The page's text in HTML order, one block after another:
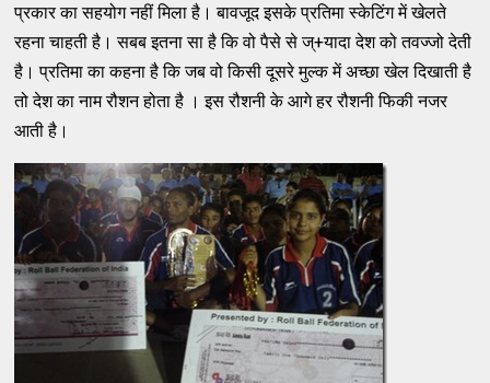
प्रकार का सहयोग नहीं मिला है। बावजूद इसके प्रतिमा स्केटिंग में खेलते
रहना चाहती है। सबब इतना सा है कि वो पैसे से ज्+यादा देश को तवज्जो देती
है। प्रतिमा का कहना है कि जब वो किसी दूसरे मुल्क में अच्छा खेल दिखाती है
तो देश का नाम रौशन होता है । इस रौशनी के आगे हर रौशनी फिकी नजर
आती है।